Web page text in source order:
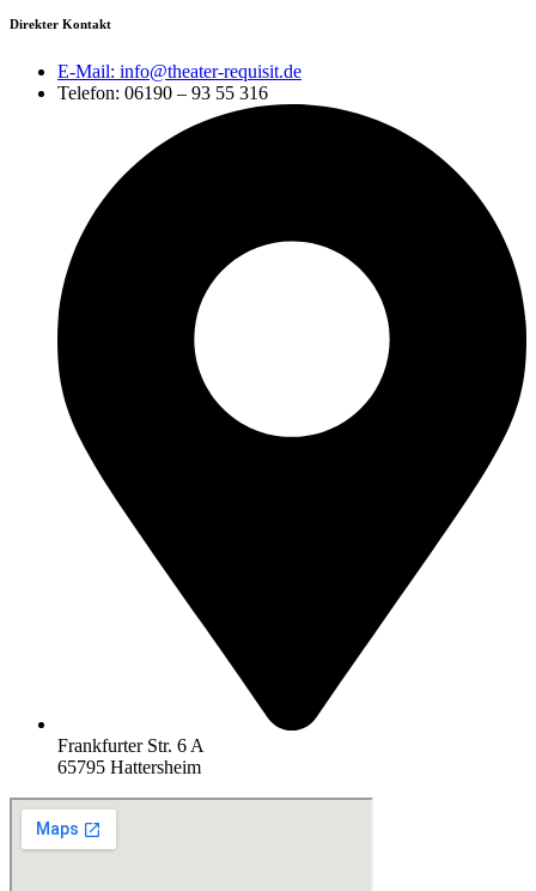
Direkter Kontakt
E-Mail: info@theater-requisit.de
Telefon: 06190 – 93 55 316
Frankfurter Str. 6 A
65795 Hattersheim